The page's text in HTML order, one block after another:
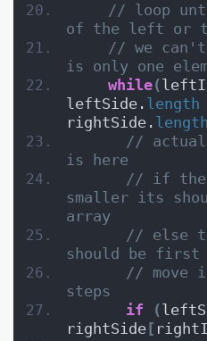
// loop
of the left or
// we
is only one
while(
leftSide. length
rightSide. length
// actual
is here
// if the
smaller its
array
// else
should be first
// move
steps
if
(
rightSide [